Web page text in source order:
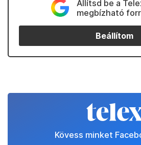
Állítsd be a
megbízható
Beállítom
Kövess minket